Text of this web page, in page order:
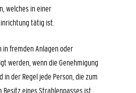
welches in einer
tätig ist.
in fremden Anlagen oder
werden, wenn die Genehmigung
der Regel jede Person, die zum
eines Strahlenpasses ist.